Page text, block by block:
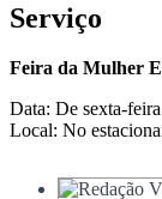
Serviço
Feira da Mulher
Data: De sexta-
Local: No